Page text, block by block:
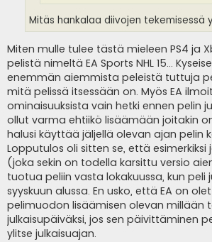
Mitäs hankalaa diivojen tekemisessä
Miten mulle tulee tästä mieleen PS4 ja
pelistä nimeltä EA Sports NHL 15...
enemmän aiemmista peleistä tuttuja
mitä pelissä itsessään on. Myös EA
ominaisuuksista vain hetki ennen pelin
ollut varma ehtiikö lisäämään joitakin
halusi käyttää jäljellä olevan ajan pelin
Lopputulos oli sitten se, että esimerkiksi
(joka sekin on todella karsittu versio
tuotua peliin vasta lokakuussa, kun peli
syyskuun alussa. En usko, että EA on
pelimuodon lisäämisen olevan millään
julkaisupäiväksi, jos sen päivittäminen
ylitse julkaisuajan.